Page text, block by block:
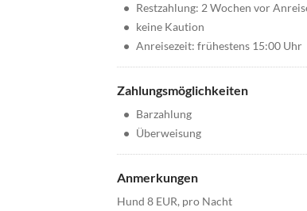
• Restzahlung: 2 Wochen vor
• keine Kaution
• Anreisezeit: frühestens 15:00 Uhr
Zahlungsmöglichkeiten
• Barzahlung
• Überweisung
Anmerkungen
Hund 8 EUR, pro Nacht